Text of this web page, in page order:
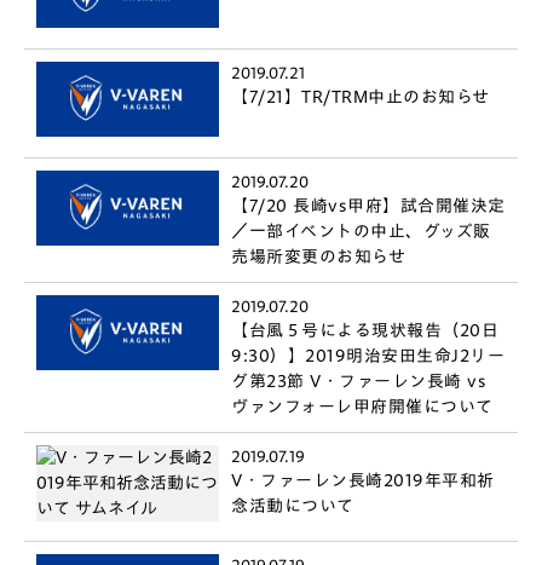
2019.07.21
【7/21】TR/TRM中止のお知らせ
2019.07.20
【7/20 長崎vs甲府】試合開催決定
／一部イベントの中止、グッズ販
売場所変更のお知らせ
2019.07.20
【台風５号による現状報告（20日
9:30）】2019明治安田生命J2リー
グ第23節 V・ファーレン長崎 vs
ヴァンフォーレ甲府開催について
2019.07.19
V・ファーレン長崎2019年平和祈
念活動について